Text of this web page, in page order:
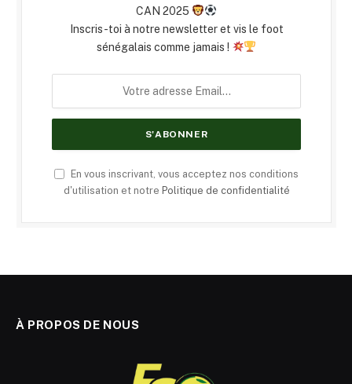
CAN 2025
Inscris-toi à notre newsletter et vis le foot
sénégalais comme jamais !
En vous inscrivant, vous acceptez nos conditions
d'utilisation et notre Politique de confidentialité
À PROPOS DE NOUS